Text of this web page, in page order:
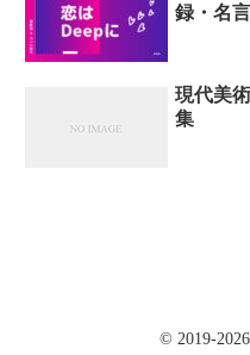
録・名
現代美
集
© 2019-